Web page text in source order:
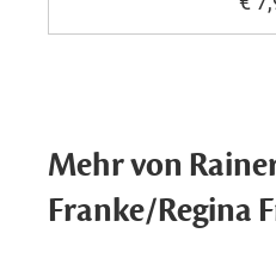
Mehr von
Franke/Regina